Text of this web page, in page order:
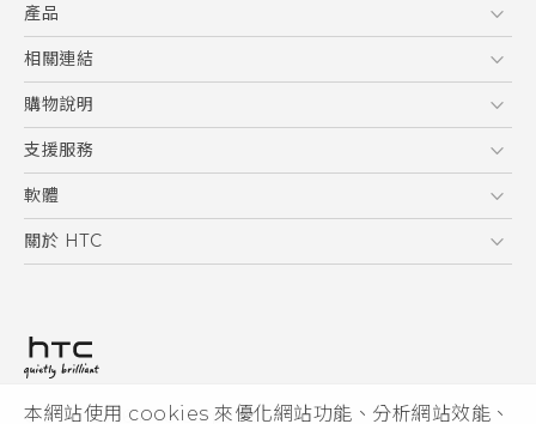
本網站使用 cookies 來優化網站功能、分析網站效能、
English - User manual
產品
5G
智慧型手機
配件
相關連結
HTC Research
購物說明
購物須知
訂單管理
付款方式
支援服務
到府收送維修服務
服務中心資訊
客戶服務佈告欄
軟體
應用程式
HTC Sync Manager
關於 HTC
投資人
© 2011-2026 HTC Corporation